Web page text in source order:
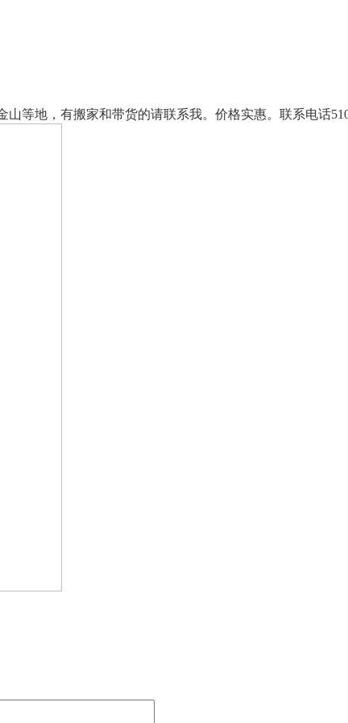
等地，有搬家和带货的请联系我。价格实惠。联系电话